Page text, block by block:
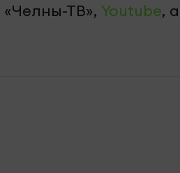
«Челны-ТВ», Youtube, а